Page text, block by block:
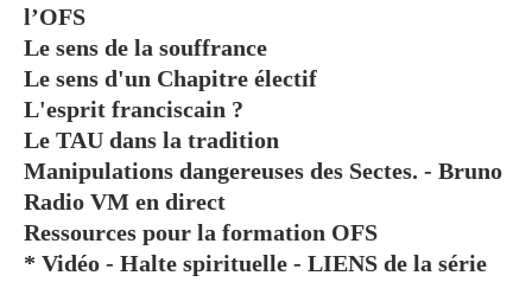
l’OFS
Le sens de la souffrance
Le sens d'un Chapitre électif
L'esprit franciscain ?
Le TAU dans la tradition
Manipulations dangereuses des Sectes. - Bruno
Radio VM en direct
Ressources pour la formation OFS
* Vidéo - Halte spirituelle - LIENS de la série